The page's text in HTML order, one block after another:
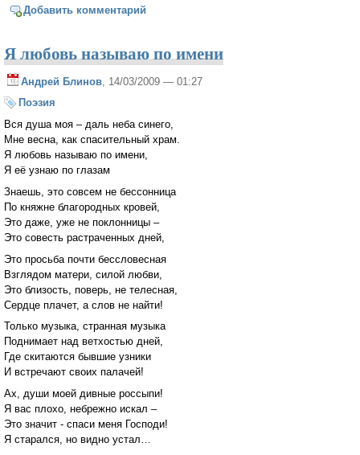
Добавить комментарий
Я любовь называю по имени
Андрей Блинов , 14/03/2009 — 01:27
Поэзия
Вся душа моя – даль неба синего,
Мне весна, как спасительный храм.
Я любовь называю по имени,
Я её узнаю по глазам
Знаешь, это совсем не бессонница
По княжне благородных кровей,
Это даже, уже не поклонницы –
Это совесть растраченных дней,
Это просьба почти бессловесная
Взглядом матери, силой любви,
Это близость, поверь, не телесная,
Сердце плачет, а слов не найти!
Только музыка, странная музыка
Поднимает над ветхостью дней,
Где скитаются бывшие узники
И встречают своих палачей!
Ах, души моей дивные россыпи!
Я вас плохо, небрежно искал –
Это значит - спаси меня Господи!
Я старался, но видно устал…